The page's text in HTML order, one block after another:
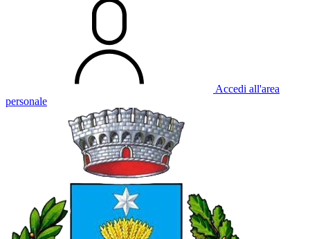
Accedi all'area
personale